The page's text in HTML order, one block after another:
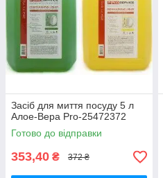
Засіб для миття посуду 5 л
Алое-Вера Pro-25472372
Готово до відправки
353,40 ₴ 372 ₴